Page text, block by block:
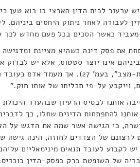
ערעור לבית הדין הארצי בו בוא טען
לעבודה לאחר ניתוק היחסים ביניהם.
מעביד כאשר הסכים בכל פעם מחדש
את פסק דינה כשהיא מציינת ומדגישה
אינו יוצר סטטוס, אלא יש לבדוק
ו'מעביד' – תמונת-מצב", בעמ' 27).
וייקבע על-פי תכליתו של אותו חוק."
אותנו לבסיס הרעיון שבהעדר
להתפתחות הדינים שחלו, כך
כי הגישה אשר שמה את הדגש על
לרצונם של הצדדים לחוזה, הינה גישה
לקבוע לעובד תנאים מינימאליים
של השופטת ברק בפסק-הדין